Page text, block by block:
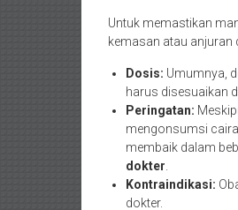
Untuk memastikan
kemasan atau anjuran
Dosis: Umumnya,
harus disesuaikan
Peringatan:
mengonsumsi
membaik dalam
dokter
Kontraindikasi:
dokter.